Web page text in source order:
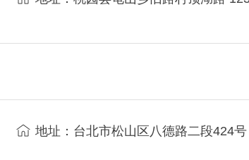
地址：台北市松山区八德路二段424号